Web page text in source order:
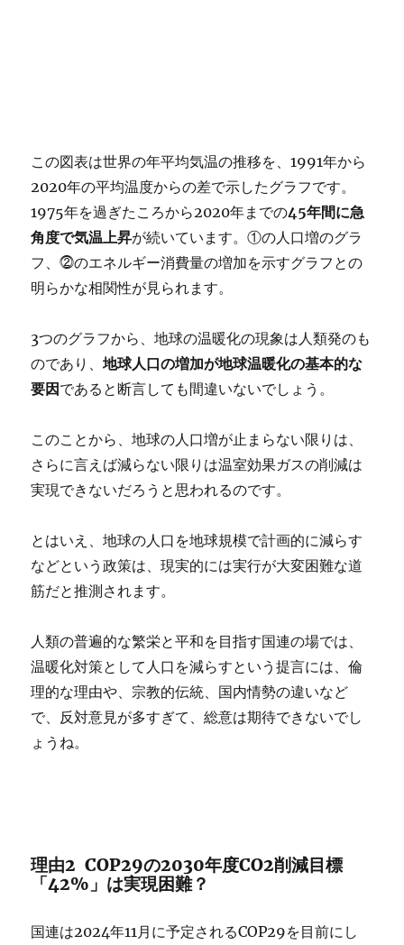
この図表は世界の年平均気温の推移を、1991年から
2020年の平均温度からの差で示したグラフです。
1975年を過ぎたころから2020年までの45年間に急
角度で気温上昇が続いています。①の人口増のグラ
フ、⓶のエネルギー消費量の増加を示すグラフとの
明らかな相関性が見られます。
3つのグラフから、地球の温暖化の現象は人類発のも
のであり、地球人口の増加が地球温暖化の基本的な
要因であると断言しても間違いないでしょう。
このことから、地球の人口増が止まらない限りは、
さらに言えば減らない限りは温室効果ガスの削減は
実現できないだろうと思われるのです。
とはいえ、地球の人口を地球規模で計画的に減らす
などという政策は、現実的には実行が大変困難な道
筋だと推測されます。
人類の普遍的な繁栄と平和を目指す国連の場では、
温暖化対策として人口を減らすという提言には、倫
理的な理由や、宗教的伝統、国内情勢の違いなど
で、反対意見が多すぎて、総意は期待できないでし
ょうね。
理由2 COP29の2030年度CO2削減目標
「42%」は実現困難？
国連は2024年11月に予定されるCOP29を目前にし